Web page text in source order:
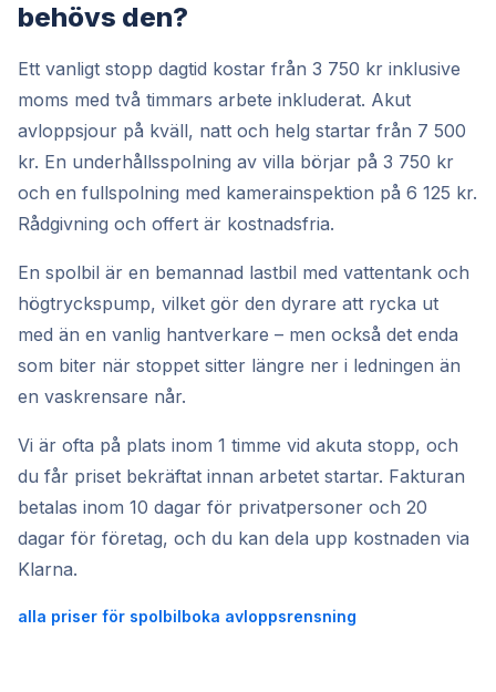
behövs den?
Ett vanligt stopp dagtid kostar från 3 750 kr inklusive
moms med två timmars arbete inkluderat. Akut
avloppsjour på kväll, natt och helg startar från 7 500
kr. En underhållsspolning av villa börjar på 3 750 kr
och en fullspolning med kamerainspektion på 6 125 kr.
Rådgivning och offert är kostnadsfria.
En spolbil är en bemannad lastbil med vattentank och
högtryckspump, vilket gör den dyrare att rycka ut
med än en vanlig hantverkare – men också det enda
som biter när stoppet sitter längre ner i ledningen än
en vaskrensare når.
Vi är ofta på plats inom 1 timme vid akuta stopp, och
du får priset bekräftat innan arbetet startar. Fakturan
betalas inom 10 dagar för privatpersoner och 20
dagar för företag, och du kan dela upp kostnaden via
Klarna.
alla priser för spolbilboka avloppsrensning